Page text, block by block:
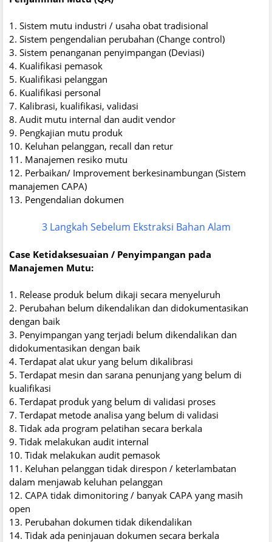
1. Sistem mutu industri / usaha obat tradisional
2. Sistem pengendalian perubahan (Change control)
3. Sistem penanganan penyimpangan (Deviasi)
4. Kualifikasi pemasok
5. Kualifikasi pelanggan
6. Kualifikasi personal
7. Kalibrasi, kualifikasi, validasi
8. Audit mutu internal dan audit vendor
9. Pengkajian mutu produk
10. Keluhan pelanggan, recall dan retur
11. Manajemen resiko mutu
12. Perbaikan/ Improvement berkesinambungan (Sistem
manajemen CAPA)
13. Pengendalian dokumen
3 Langkah Sebelum Ekstraksi Bahan Alam
Case Ketidaksesuaian / Penyimpangan pada
Manajemen Mutu:
1. Release produk belum dikaji secara menyeluruh
2. Perubahan belum dikendalikan dan didokumentasikan
dengan baik
3. Penyimpangan yang terjadi belum dikendalikan dan
didokumentasikan dengan baik
4. Terdapat alat ukur yang belum dikalibrasi
5. Terdapat mesin dan sarana penunjang yang belum di
kualifikasi
6. Terdapat produk yang belum di validasi proses
7. Terdapat metode analisa yang belum di validasi
8. Tidak ada program pelatihan secara berkala
9. Tidak melakukan audit internal
10. Tidak melakukan audit pemasok
11. Keluhan pelanggan tidak direspon / keterlambatan
dalam menjawab keluhan pelanggan
12. CAPA tidak dimonitoring / banyak CAPA yang masih
open
13. Perubahan dokumen tidak dikendalikan
14. Tidak ada peninjauan dokumen secara berkala